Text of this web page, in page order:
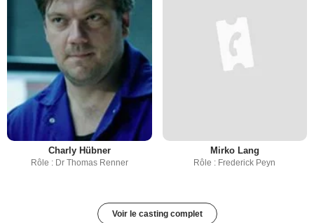
Charly Hübner
Rôle : Dr Thomas Renner
Mirko Lang
Rôle : Frederick Peyn
Voir le casting complet